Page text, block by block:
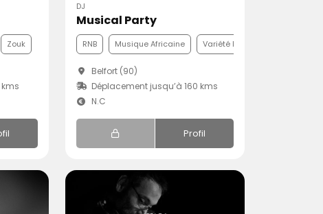
Zouk
DJ
Musical Party
RNB Musique Africaine Variété Internationale
Belfort (90)
Déplacement jusqu’à 160 kms
N.C
Profil